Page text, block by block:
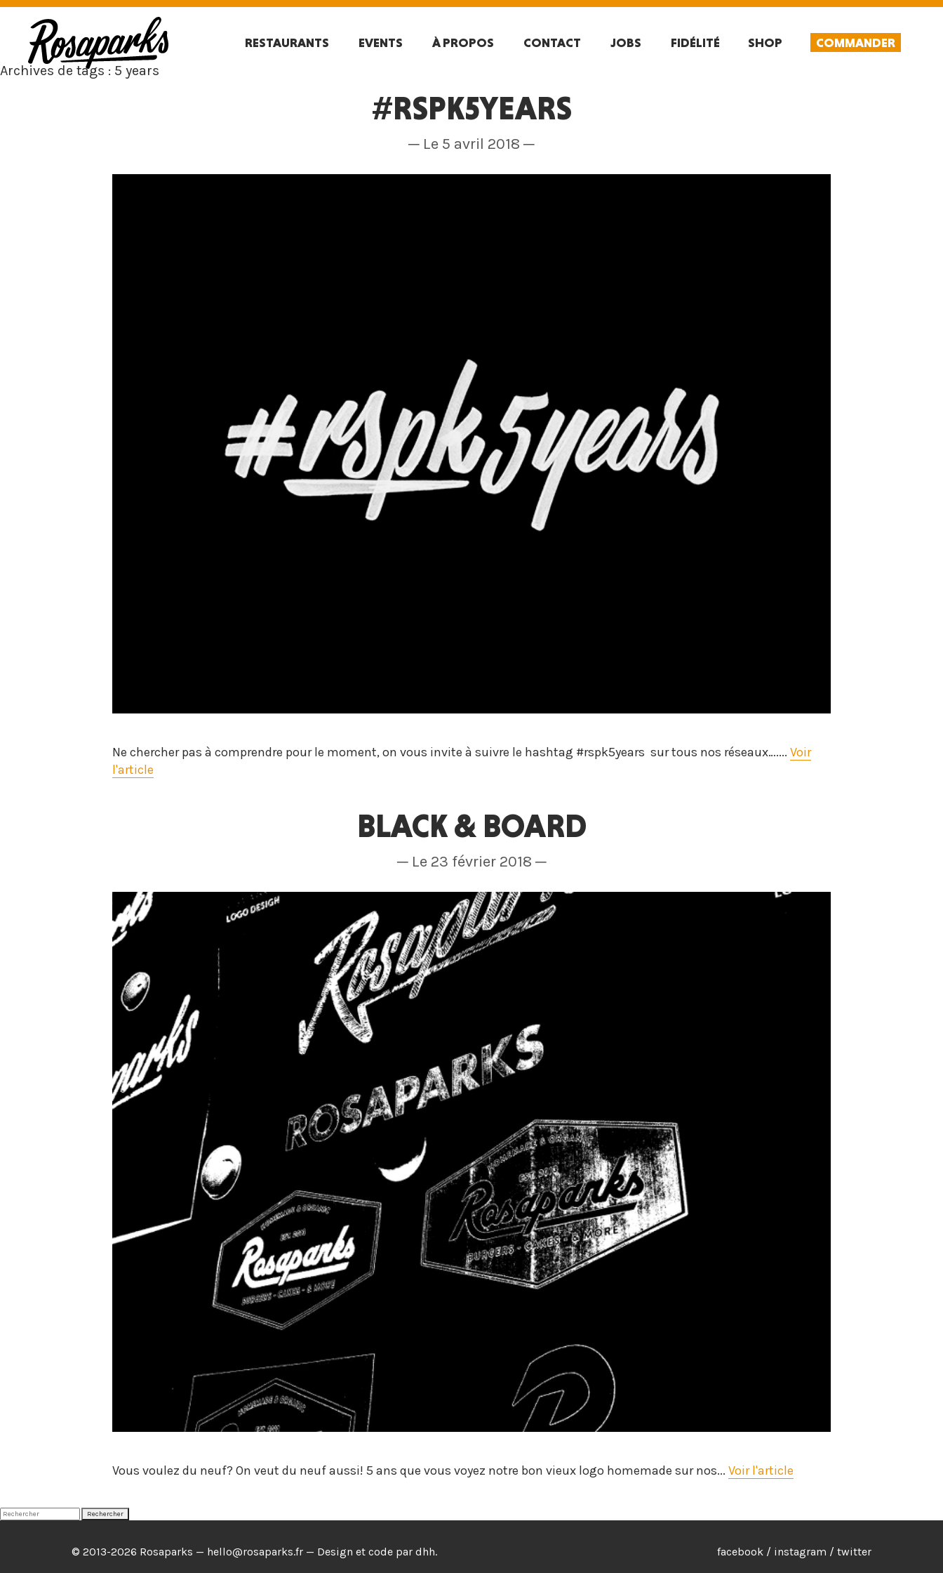
RESTAURANTS EVENTS À PROPOS CONTACT JOBS FIDÉLITÉ SHOP COMMANDER
Archives de tags : 5 years
#RSPK5YEARS
─ Le 5 avril 2018 ─
Ne chercher pas à comprendre pour le moment, on vous invite à suivre le hashtag #rspk5years sur tous nos réseaux….... Voir
l'article
BLACK & BOARD
─ Le 23 février 2018 ─
Vous voulez du neuf? On veut du neuf aussi! 5 ans que vous voyez notre bon vieux logo homemade sur nos... Voir l'article
Rechercher
© 2013-2026 Rosaparks — hello@rosaparks.fr — Design et code par dhh. facebook / instagram / twitter